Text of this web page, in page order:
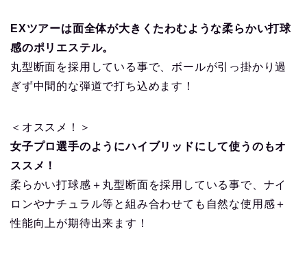
EXツアーは面全体が大きくたわむような柔らかい打球
感のポリエステル。
丸型断面を採用している事で、ボールが引っ掛かり過
ぎず中間的な弾道で打ち込めます！
＜オススメ！＞
女子プロ選手のようにハイブリッドにして使うのもオ
ススメ！
柔らかい打球感＋丸型断面を採用している事で、ナイ
ロンやナチュラル等と組み合わせても自然な使用感＋
性能向上が期待出来ます！